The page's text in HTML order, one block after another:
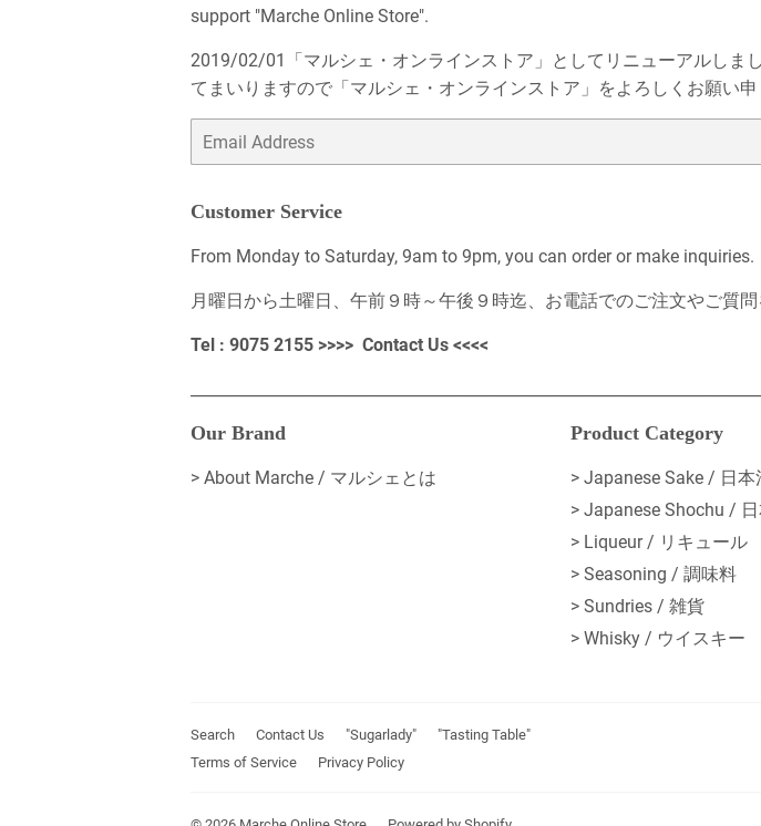
support "Marche Online Store".
2019/02/01「マルシェ・オンラインストア」としてリニューアルしま
てまいりますので「マルシェ・オンラインストア」をよろしくお願い申
Customer Service
From Monday to Saturday, 9am to 9pm, you can order or make inquiries.
月曜日から土曜日、午前９時～午後９時迄、お電話でのご注文やご質問
Tel : 9075 2155 >>>> Contact Us <<<<
Our Brand
> About Marche / マルシェとは
Product Category
> Japanese Sake / 日本
> Japanese Shochu /
> Liqueur / リキュール
> Seasoning / 調味料
> Sundries / 雑貨
> Whisky / ウイスキー
Search Contact Us "Sugarlady"
"Tasting Table"
Terms of Service
Privacy Policy